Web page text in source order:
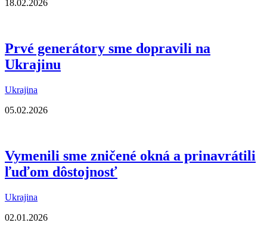
18.02.2026
Prvé generátory sme dopravili na
Ukrajinu
Ukrajina
05.02.2026
Vymenili sme zničené okná a prinavrátili
ľuďom dôstojnosť
Ukrajina
02.01.2026